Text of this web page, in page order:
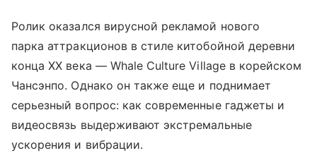
Ролик оказался вирусной рекламой нового
парка аттракционов в стиле китобойной деревни
конца XX века — Whale Culture Village в корейском
Чансэнпо. Однако он также еще и поднимает
серьезный вопрос: как современные гаджеты и
видеосвязь выдерживают экстремальные
ускорения и вибрации.